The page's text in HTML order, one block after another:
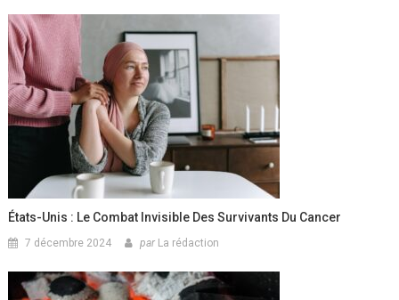
États-Unis : Le Combat Invisible Des Survivants Du Cancer
7 décembre 2024 par La rédaction